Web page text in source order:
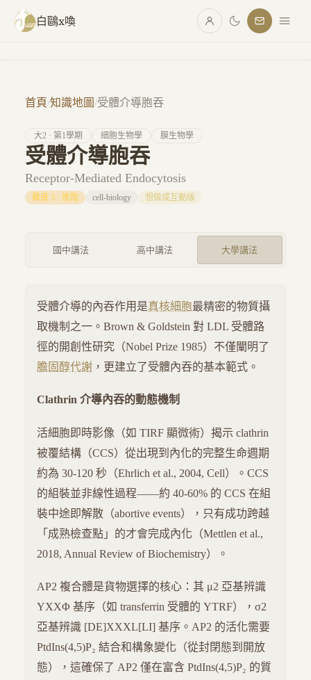
跳至主要內容
白鷗x喚
首頁/知識地圖/受體介導胞吞
大2 · 第1學期 細胞生物學 膜生物學
受體介導胞吞
Receptor-Mediated Endocytosis
難度 3 · 進階 cell-biology 想做成互動版
國中講法 高中講法 大學講法
受體介導的內吞作用是真核細胞最精密的物質攝
取機制之一。Brown & Goldstein 對 LDL 受體路
徑的開創性研究（Nobel Prize 1985）不僅闡明了
膽固醇代謝 ，更建立了受體內吞的基本範式。
Clathrin 介導內吞的動態機制
活細胞即時影像（如 TIRF 顯微術）揭示 clathrin
被覆結構（CCS）從出現到內化的完整生命週期
約為 30-120 秒（Ehrlich et al., 2004, Cell）。CCS
的組裝並非線性過程——約 40-60% 的 CCS 在組
裝中途即解散（abortive events），只有成功跨越
「成熟檢查點」的才會完成內化（Mettlen et al.,
2018, Annual Review of Biochemistry）。
AP2 複合體是貨物選擇的核心：其 μ2 亞基辨識
YXXΦ 基序（如 transferrin 受體的 YTRF），σ2
亞基辨識 [DE]XXXL[LI] 基序。AP2 的活化需要
PtdIns(4,5)P₂ 結合和構象變化（從封閉態到開放
態），這確保了 AP2 僅在富含 PtdIns(4,5)P₂ 的質